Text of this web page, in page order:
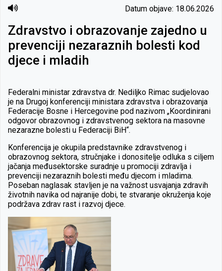
Datum objave: 18.06.2026
Zdravstvo i obrazovanje zajedno u
prevenciji nezaraznih bolesti kod
djece i mladih
Federalni ministar zdravstva dr. Nediljko Rimac sudjelovao
je na Drugoj konferenciji ministara zdravstva i obrazovanja
Federacije Bosne i Hercegovine pod nazivom „Koordinirani
odgovor obrazovnog i zdravstvenog sektora na masovne
nezarazne bolesti u Federaciji BiH“.
Konferencija je okupila predstavnike zdravstvenog i
obrazovnog sektora, stručnjake i donositelje odluka s ciljem
jačanja međusektorske suradnje u promociji zdravlja i
prevenciji nezaraznih bolesti među djecom i mladima.
Poseban naglasak stavljen je na važnost usvajanja zdravih
životnih navika od najranije dobi, te stvaranje okruženja koje
podržava zdrav rast i razvoj djece.